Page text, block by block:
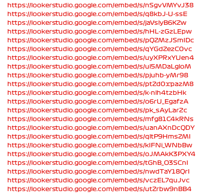
https://lookerstudio.google.com/embed/s/nSgvVMYvJ38
https://lookerstudio.google.com/embed/s/q8kbJ-U-ssE
https://lookerstudio.google.com/embed/s/jaVslyB6KZw
https://lookerstudio.google.com/embed/s/hHL-zGzLEpw
https://lookerstudio.google.com/embed/s/pQZMzJSmIDc
https://lookerstudio.google.com/embed/s/qYGdZezC0vc
https://lookerstudio.google.com/embed/s/uyXPRxYUen4
https://lookerstudio.google.com/embed/s/ul5MDaLgloM
https://lookerstudio.google.com/embed/s/pjuhb-yMr98
https://lookerstudio.google.com/embed/s/ptZd0xpazM8
https://lookerstudio.google.com/embed/s/k-nlh4tzbHk
https://lookerstudio.google.com/embed/s/o6rU_EgafzA
https://lookerstudio.google.com/embed/s/pk_sAyLar2c
https://lookerstudio.google.com/embed/s/mfg81C4kRNs
https://lookerstudio.google.com/embed/s/uanAXnDcQDY
https://lookerstudio.google.com/embed/s/qltP9HmsZMI
https://lookerstudio.google.com/embed/s/kIFNi_WNbBw
https://lookerstudio.google.com/embed/s/oJMAkK3PXY4
https://lookerstudio.google.com/embed/s/tGhB_O3SCnI
https://lookerstudio.google.com/embed/s/nwdTaY18QrI
https://lookerstudio.google.com/embed/s/vczEL7quJvc
https://lookerstudio.google.com/embed/s/utZrbw9nBB4